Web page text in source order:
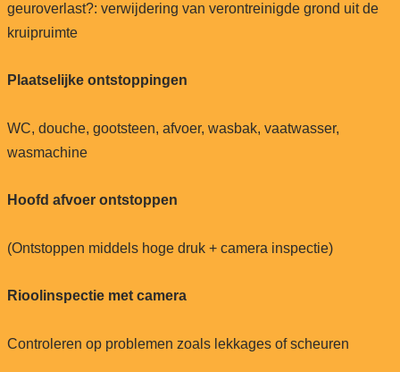
geuroverlast?: verwijdering van verontreinigde grond uit de
kruipruimte
Plaatselijke ontstoppingen
WC, douche, gootsteen, afvoer, wasbak, vaatwasser,
wasmachine
Hoofd afvoer ontstoppen
(Ontstoppen middels hoge druk + camera inspectie)
Rioolinspectie met camera
Controleren op problemen zoals lekkages of scheuren